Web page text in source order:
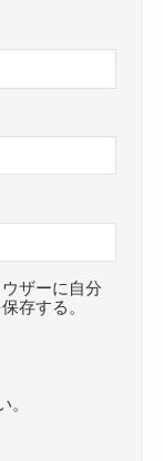
ザーに自分
存する。
。